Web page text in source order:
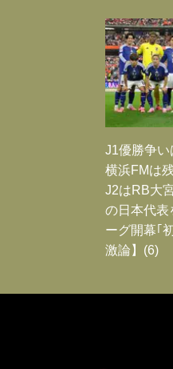
J1優勝争い
横浜FMは
J2はRB大
の日本代表
ーグ開幕｢
激論】(6)